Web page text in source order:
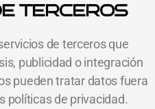
TERCEROS
de terceros que
publicidad o integración
pueden tratar datos fuera
políticas de privacidad.